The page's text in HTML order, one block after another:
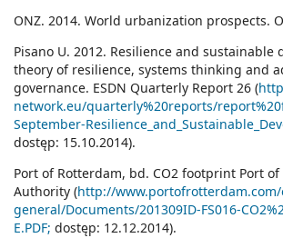
ONZ. 2014. World urbanization prospects.
Pisano U. 2012. Resilience and sustainable
theory of resilience, systems thinking and
governance. ESDN Quarterly Report 26 (
network.eu/quarterly%20reports/
September-
dostęp: 15.10.2014).
Port of Rotterdam, bd. CO2 footprint Port
Authority (http://
general/Documents/201309ID-FS016-
E.PDF; dostęp: 12.12.2014).